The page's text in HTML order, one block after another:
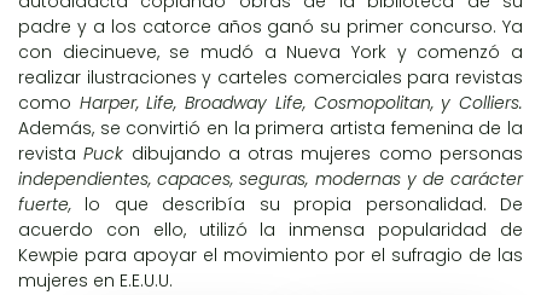
padre y a los catorce años ganó su primer concurso. Ya
con diecinueve, se mudó a Nueva York y comenzó a
realizar ilustraciones y carteles comerciales para revistas
como Harper, Life, Broadway Life, Cosmopolitan, y Colliers.
Además, se convirtió en la primera artista femenina de la
revistaPuck dibujando a otras mujeres como personas
independientes, capaces, seguras, modernas y de carácter
fuerte, lo que describía su propia personalidad. De
acuerdo con ello, utilizó la inmensa popularidad de
Kewpie para apoyar el movimiento por el sufragio de las
mujeres en E.E.U.U.